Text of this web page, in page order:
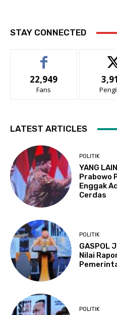
STAY CONNECTED
22,949
Fans
LATEST ARTICLES
POLITIK
YANG
Prabowo
Enggak
Cerdas
POLITIK
GASPOL
Nilai
POLITIK